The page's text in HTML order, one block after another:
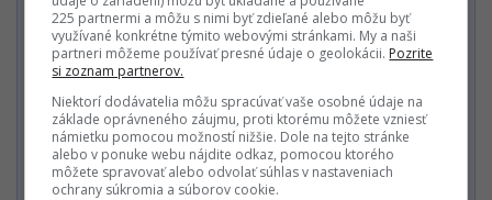
Alebo
Súhlasím sPodmienkami ochrany súkromia , Podmienkami
používania,Všeobecnými obchodnými podmienkami
Podmienkami TrustPay.
225 partnermi a môžu s nimi byť zdieľané alebo môžu byť
využívané konkrétne týmito webovými stránkami. My a naši
partneri môžeme používať presné údaje o geolokácii. Pozrite
si zoznam partnerov.
Niektorí dodávatelia môžu spracúvať vaše osobné údaje na
základe oprávneného záujmu, proti ktorému môžete vzniesť
námietku pomocou možností nižšie. Dole na tejto stránke
alebo v ponuke webu nájdite odkaz, pomocou ktorého
môžete spravovať alebo odvolať súhlas v nastaveniach
ochrany súkromia a súborov cookie.